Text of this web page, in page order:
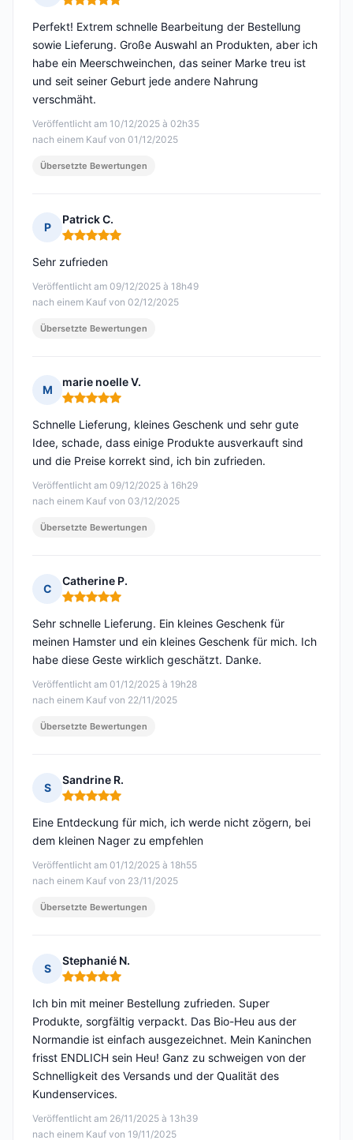
Hinweis: 5 von 5
Veröffentlicht am 10/12/2025 à 02h35
nach einem Kauf von 01/12/2025
Perfekt! Extrem schnelle Bearbeitung der Bestellung
sowie Lieferung. Große Auswahl an Produkten, aber ich
habe ein Meerschweinchen, das seiner Marke treu ist
und seit seiner Geburt jede andere Nahrung
verschmäht.
Übersetzte Bewertungen
P
Patrick C.
Hinweis: 5 von 5
Veröffentlicht am 09/12/2025 à 18h49
nach einem Kauf von 02/12/2025
Sehr zufrieden
Übersetzte Bewertungen
M
marie noelle V.
Hinweis: 5 von 5
Veröffentlicht am 09/12/2025 à 16h29
nach einem Kauf von 03/12/2025
Schnelle Lieferung, kleines Geschenk und sehr gute
Idee, schade, dass einige Produkte ausverkauft sind
und die Preise korrekt sind, ich bin zufrieden.
Übersetzte Bewertungen
C
Catherine P.
Hinweis: 5 von 5
Veröffentlicht am 01/12/2025 à 19h28
nach einem Kauf von 22/11/2025
Sehr schnelle Lieferung. Ein kleines Geschenk für
meinen Hamster und ein kleines Geschenk für mich. Ich
habe diese Geste wirklich geschätzt. Danke.
Übersetzte Bewertungen
S
Sandrine R.
Hinweis: 5 von 5
Veröffentlicht am 01/12/2025 à 18h55
nach einem Kauf von 23/11/2025
Eine Entdeckung für mich, ich werde nicht zögern, bei
dem kleinen Nager zu empfehlen
Übersetzte Bewertungen
S
Stephanié N.
Hinweis: 5 von 5
Veröffentlicht am 26/11/2025 à 13h39
nach einem Kauf von 19/11/2025
Ich bin mit meiner Bestellung zufrieden. Super
Produkte, sorgfältig verpackt. Das Bio-Heu aus der
Normandie ist einfach ausgezeichnet. Mein Kaninchen
frisst ENDLICH sein Heu! Ganz zu schweigen von der
Schnelligkeit des Versands und der Qualität des
Kundenservices.